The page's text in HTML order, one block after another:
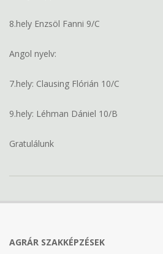
8.hely Enzsöl Fanni 9/C
Angol nyelv:
7.hely: Clausing Flórián 10/C
9.hely: Léhman Dániel 10/B
Gratulálunk
AGRÁR SZAKKÉPZÉSEK